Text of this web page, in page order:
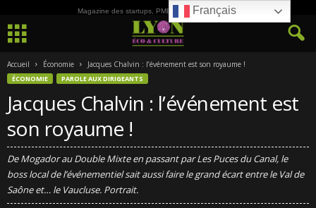
Magazine des startups, PME, ETI et de la Culture
Accueil Économie Jacques Chalvin : l’événement est son royaume !
ÉCONOMIE PAROLE AUX DIRIGEANTS
Jacques Chalvin : l’événement est
son royaume !
De Mogador au Double Mixte en passant par Les Puces du Canal, le
boss local de l’événementiel sait aussi faire le grand écart entre le Val de
Saône et… le Vaucluse. Portrait.
Français